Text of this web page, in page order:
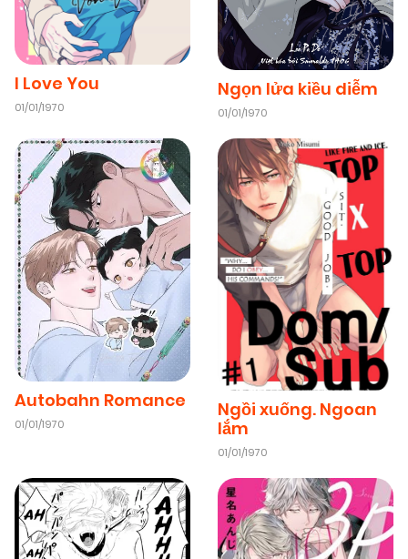
I Love You
01/01/1970
Ngọn lửa kiều diễm
01/01/1970
Autobahn Romance
01/01/1970
Ngồi xuống. Ngoan
lắm
01/01/1970